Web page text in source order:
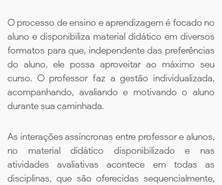
O processo de ensino e aprendizagem é focado no
aluno e disponibiliza material didático em diversos
formatos para que, independente das preferências
do aluno, ele possa aproveitar ao máximo seu
curso. O professor faz a gestão individualizada,
acompanhando, avaliando e motivando o aluno
durante sua caminhada.
As interações assíncronas entre professor e alunos,
no material didático disponibilizado e nas
atividades avaliativas acontece em todas as
disciplinas, que são oferecidas sequencialmente,